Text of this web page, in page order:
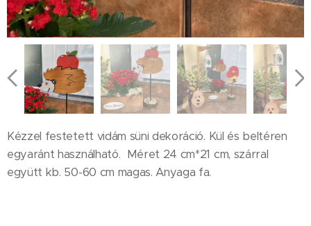
Kézzel festetett vidám süni dekoráció. Kül és beltéren
egyaránt használható. Méret 24 cm*21 cm, szárral
együtt kb. 50-60 cm magas. Anyaga fa.